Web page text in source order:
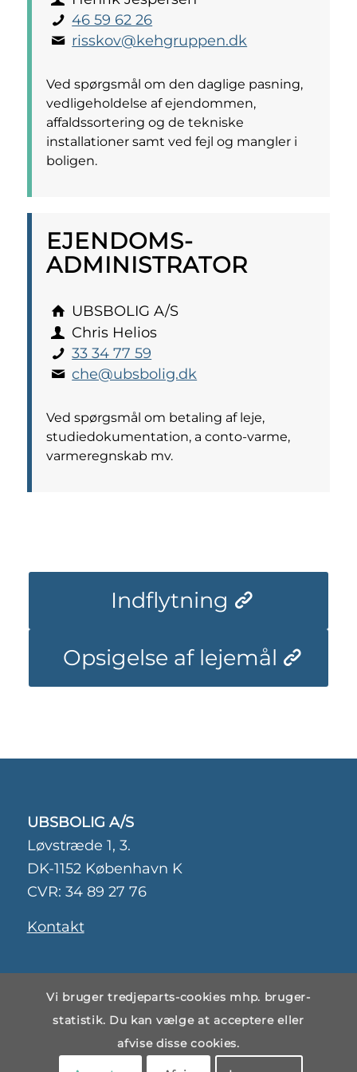
46 59 62 26
risskov@kehgruppen.dk
Ved spørgsmål om den daglige pasning,
vedligeholdelse af ejendommen,
affaldssortering og de tekniske
installationer samt ved fejl og mangler i
boligen.
EJENDOMS­
ADMINISTRATOR
UBSBOLIG A/S
Chris Helios
33 34 77 59
che@ubsbolig.dk
Ved spørgsmål om betaling af leje,
studiedokumentation, a conto-varme,
varmeregnskab mv.
Indflytning
Opsigelse af lejemål
UBSBOLIG A/S
Løvstræde 1, 3.
DK-1152 København K
CVR: 34 89 27 76
Kontakt
Persondatapolitik
Cookiepolitik
Vi bruger tredjeparts-cookies mhp. bruger-
statistik. Du kan vælge at acceptere eller
afvise disse cookies.